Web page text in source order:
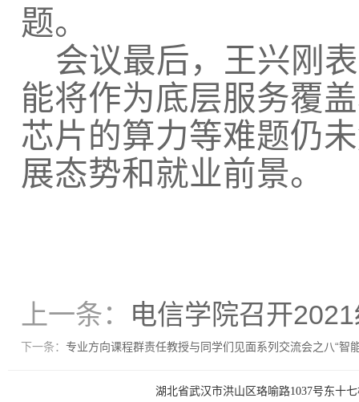
题。
会议最后，王兴刚
能将作为底层服务覆
芯片的算力等难题仍
展态势和就业前景。
上一条： 电信学院召开
下一条： 专业方向课程群责任教授与同学们见面系列交流会之八“智
湖北省武汉市洪山区珞喻路1037号东十